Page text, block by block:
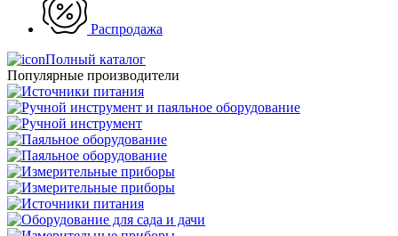
Распродажа
Полный каталог
Популярные производители